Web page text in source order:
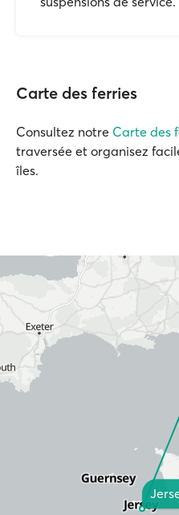
Carte des ferries
Consultez notre Carte des
traversée et organisez
îles.